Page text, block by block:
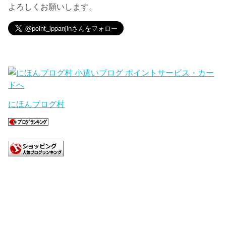
よろしくお願いします。
にほんブログ村